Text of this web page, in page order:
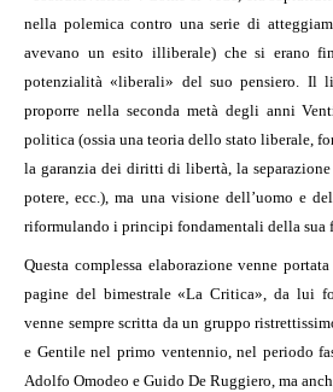
nella polemica contro una serie di
avevano un esito illiberale) che si erano
potenzialità «liberali» del suo pensiero. Il
proporre nella seconda metà degli anni
politica (ossia una teoria dello stato liberale,
la garanzia dei diritti di libertà, la
potere, ecc.), ma una visione dell’uomo e
riformulando i principi fondamentali della sua
Questa complessa elaborazione venne
pagine del bimestrale «La Critica», da lui
venne sempre scritta da un gruppo
e Gentile nel primo ventennio, nel periodo
Adolfo Omodeo e Guido De Ruggiero, ma